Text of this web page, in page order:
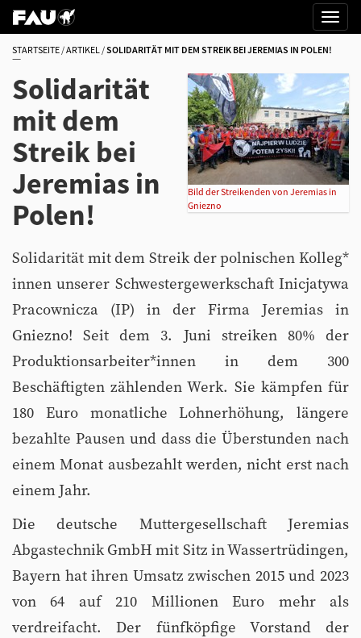
STARTSEITE ARTIKEL SOLIDARITÄT MIT DEM STREIK BEI JEREMIAS IN POLEN!
Bild der Streikenden von Jeremias in
Gniezno
Solidarität
mit dem
Streik bei
Jeremias in
Polen!
Solidarität mit dem Streik der polnischen Kolleg*
innen unserer Schwestergewerkschaft Inicjatywa
Pracownicza (IP) in der Firma Jeremias in
Gniezno! Seit dem 3. Juni streiken 80% der
Produktionsarbeiter*innen in dem 300
Beschäftigten zählenden Werk. Sie kämpfen für
180 Euro monatliche Lohnerhöhung, längere
bezahlte Pausen und dass die Überstunden nach
einem Monat ausbezahlt werden, nicht erst nach
einem Jahr.
Die deutsche Muttergesellschaft Jeremias
Abgastechnik GmbH mit Sitz in Wassertrüdingen,
Bayern hat ihren Umsatz zwischen 2015 und 2023
von 64 auf 210 Millionen Euro mehr als
verdreifacht. Der fünfköpfige Vorstand der